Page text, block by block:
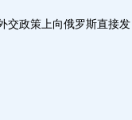
政策上向俄罗斯直接发